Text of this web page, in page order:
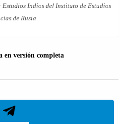
Indios del Instituto de Estudios
de Rusia
en versión completa